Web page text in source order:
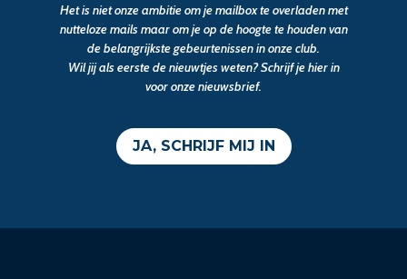
Het is niet onze ambitie om je mailbox te overladen met
nutteloze mails maar om je op de hoogte te houden van
de belangrijkste gebeurtenissen in onze club.
Wil jij als eerste de nieuwtjes weten? Schrijf je hier in
voor onze nieuwsbrief.
JA, SCHRIJF MIJ IN